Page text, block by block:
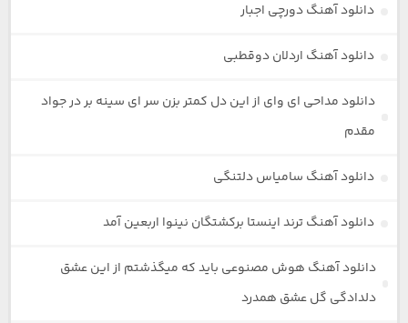
دانلود آهنگ دورچی اجبار
دانلود آهنگ اردلان دوقطبی
دانلود مداحی ای وای از این دل کمتر بزن سر ای سینه بر در جواد
مقدم
دانلود آهنگ سامیاس دلتنگی
دانلود آهنگ ترند اینستا برکشتگان نینوا اربعین آمد
دانلود آهنگ هوش مصنوعی باید که میگذشتم از این عشق
دلدادگی گل عشق همدرد